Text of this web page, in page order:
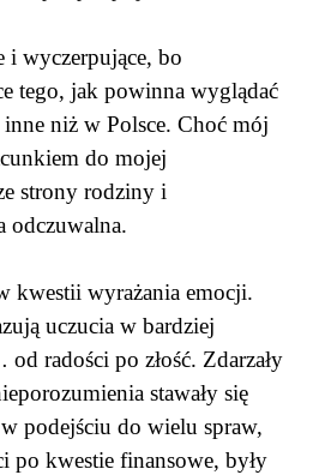
i wyczerpujące, bo
tego, jak powinna wyglądać
niż w Polsce. Choć mój
do mojej
strony rodziny i
odczuwalna.
kwestii wyrażania emocji.
uczucia w bardziej
radości po złość. Zdarzały
stawały się
podejściu do wielu spraw,
po kwestie finansowe, były